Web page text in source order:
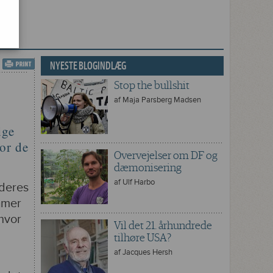
de
NYESTE BLOGINDLÆG
Stop the bullshit
af Maja Parsberg Madsen
Overvejelser om DF og
dæmonisering
af Ulf Harbo
Vil det 21. århundrede
tilhøre USA?
afJacques Hersh